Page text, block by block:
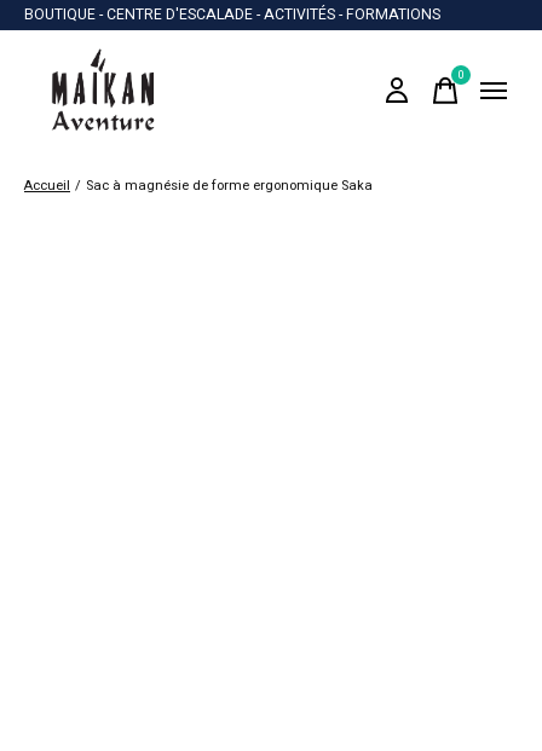
BOUTIQUE - CENTRE D'ESCALADE - ACTIVITÉS - FORMATIONS
0items
Accueil / Sac à magnésie de forme ergonomique Saka